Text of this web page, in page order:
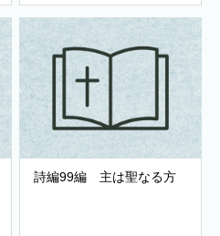
詩編99編 主は聖なる方